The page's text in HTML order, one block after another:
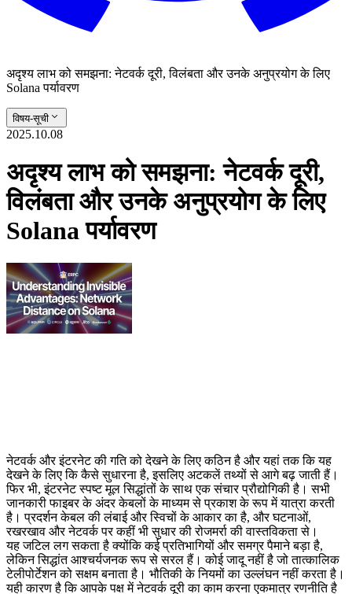
अदृश्य लाभ को समझना: नेटवर्क दूरी, विलंबता और उनके अनुप्रयोग के लिए
Solana पर्यावरण
विषय-सूची
2025.10.08
अदृश्य लाभ को समझना: नेटवर्क दूरी,
विलंबता और उनके अनुप्रयोग के लिए
Solana पर्यावरण
नेटवर्क और इंटरनेट की गति को देखने के लिए कठिन है और यहां तक कि यह
देखने के लिए कि कैसे सुधारना है, इसलिए अटकलें तथ्यों से आगे बढ़ जाती हैं।
फिर भी, इंटरनेट स्पष्ट मूल सिद्धांतों के साथ एक संचार प्रौद्योगिकी है। सभी
जानकारी फाइबर के अंदर केबलों के माध्यम से प्रकाश के रूप में यात्रा करती
है। प्रदर्शन केबल की लंबाई और स्विचों के आकार का है, और घटनाओं,
रखरखाव और नेटवर्क पर कहीं भी सुधार की रोजमर्रा की वास्तविकता से।
यह जटिल लग सकता है क्योंकि कई प्रतिभागियों और समग्र पैमाने बड़ा है,
लेकिन सिद्धांत आश्चर्यजनक रूप से सरल हैं। कोई जादू नहीं है जो तात्कालिक
टेलीपोर्टेशन को सक्षम बनाता है। भौतिकी के नियमों का उल्लंघन नहीं करता है।
यही कारण है कि आपके पक्ष में नेटवर्क दूरी का काम करना एकमात्र रणनीति है